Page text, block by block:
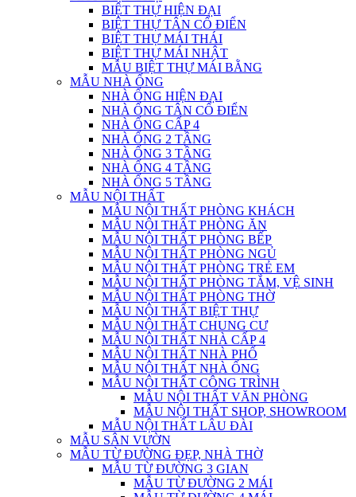
BIỆT THỰ HIỆN ĐẠI
BIỆT THỰ TÂN CỔ ĐIỂN
BIỆT THỰ MÁI THÁI
BIỆT THỰ MÁI NHẬT
MẪU BIỆT THỰ MÁI BẰNG
MẪU NHÀ ỐNG
NHÀ ỐNG HIỆN ĐẠI
NHÀ ỐNG TÂN CỔ ĐIỂN
NHÀ ỐNG CẤP 4
NHÀ ỐNG 2 TẦNG
NHÀ ỐNG 3 TẦNG
NHÀ ỐNG 4 TẦNG
NHÀ ỐNG 5 TẦNG
MẪU NỘI THẤT
MẪU NỘI THẤT PHÒNG KHÁCH
MẪU NỘI THẤT PHÒNG ĂN
MẪU NỘI THẤT PHÒNG BẾP
MẪU NỘI THẤT PHÒNG NGỦ
MẪU NỘI THẤT PHÒNG TRẺ EM
MẪU NỘI THẤT PHÒNG TẮM, VỆ SINH
MẪU NỘI THẤT PHÒNG THỜ
MẪU NỘI THẤT BIỆT THỰ
MẪU NỘI THẤT CHUNG CƯ
MẪU NỘI THẤT NHÀ CẤP 4
MẪU NỘI THẤT NHÀ PHỐ
MẪU NỘI THẤT NHÀ ỐNG
MẪU NỘI THẤT CÔNG TRÌNH
MẪU NỘI THẤT VĂN PHÒNG
MẪU NỘI THẤT SHOP, SHOWROOM
MẪU NỘI THẤT LÂU ĐÀI
MẪU SÂN VƯỜN
MẪU TỪ ĐƯỜNG ĐẸP, NHÀ THỜ
MẪU TỪ ĐƯỜNG 3 GIAN
MẪU TỪ ĐƯỜNG 2 MÁI